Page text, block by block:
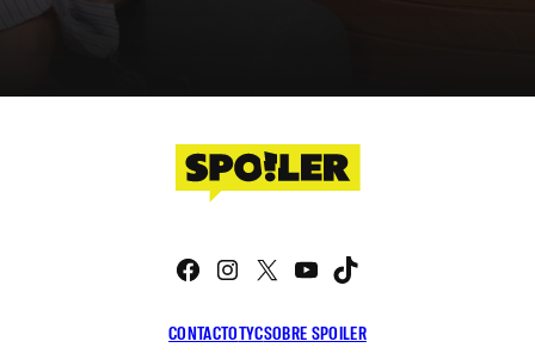
CONTACTOTYCSOBRE SPOILER
Facebook
Instagram
X YouTube